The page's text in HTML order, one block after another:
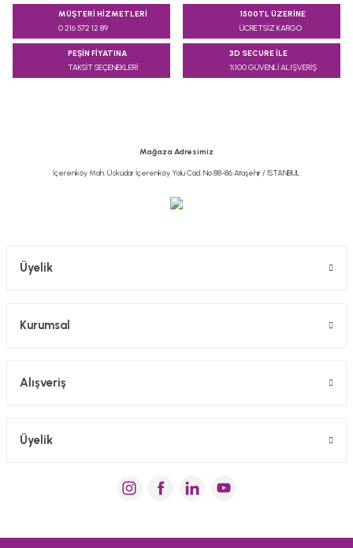
konularda yetersiz gördüğünüz noktaları öneri formunu
kullanarak tarafımıza iletebilirsiniz.
Ürün resmi kalitesiz, bozuk veya görüntülenemiyor.
MÜŞTERİ HİZMETLERİ
0 216 572 12 89
1500TL ÜZERİNE
ÜCRETSİZ KARGO
PEŞİN FİYATINA
TAKSİT SEÇENEKLERİ
3D SECURE İLE
%100 GÜVENLİ ALIŞVERİŞ
Mağaza Adresimiz
İçerenköy Mah. Üsküdar İçerenköy Yolu Cad. No:88-86 Ataşehir / İSTANBUL
Üyelik
Kurumsal
Alışveriş
Üyelik